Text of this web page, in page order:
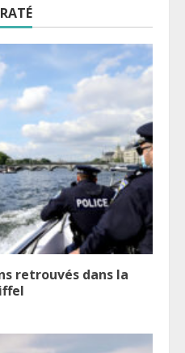
retrouvés dans la